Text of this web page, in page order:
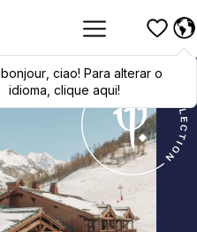
bonjour, ciao! Para alterar o
idioma, clique aqui!